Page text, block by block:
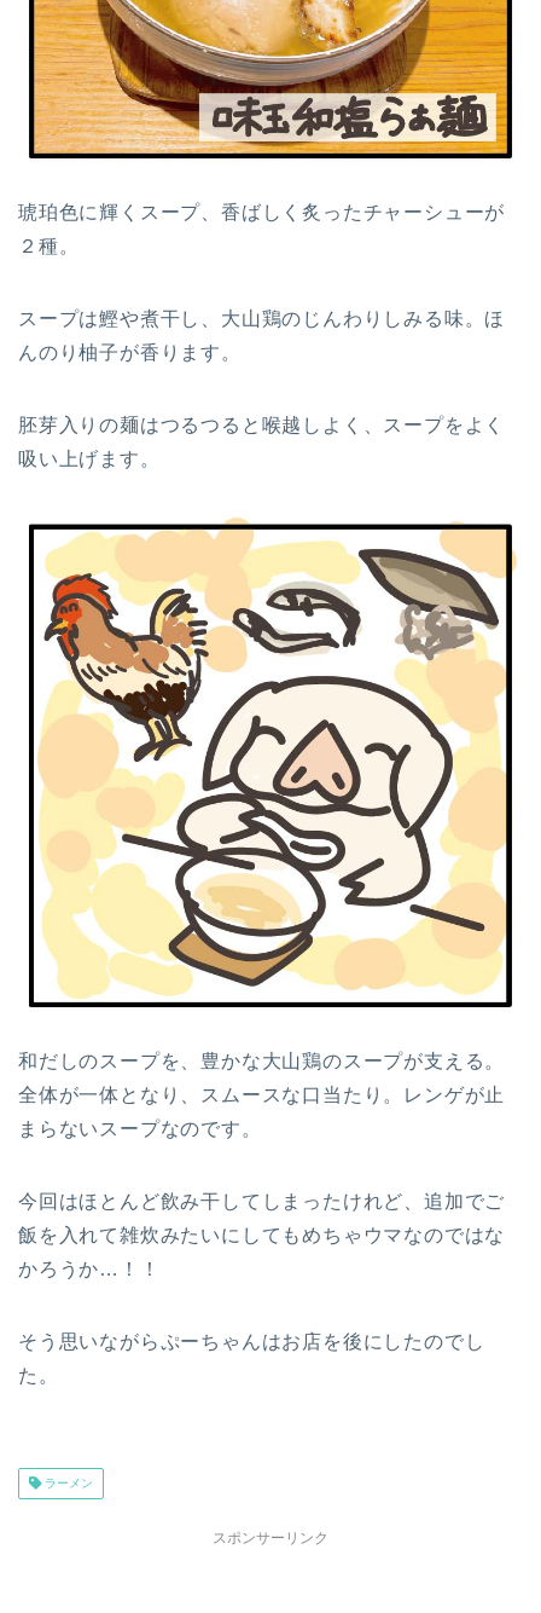
琥珀色に輝くスープ、香ばしく炙ったチャーシューが
２種。
スープは鰹や煮干し、大山鶏のじんわりしみる味。ほ
んのり柚子が香ります。
胚芽入りの麺はつるつると喉越しよく、スープをよく
吸い上げます。
和だしのスープを、豊かな大山鶏のスープが支える。
全体が一体となり、スムースな口当たり。レンゲが止
まらないスープなのです。
今回はほとんど飲み干してしまったけれど、追加でご
飯を入れて雑炊みたいにしてもめちゃウマなのではな
かろうか…！！
そう思いながらぷーちゃんはお店を後にしたのでし
た。
ラーメン
スポンサーリンク